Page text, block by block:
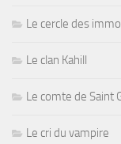
Le cercle des
Le clan Kahill
Le comte de Saint
Le cri du vampire